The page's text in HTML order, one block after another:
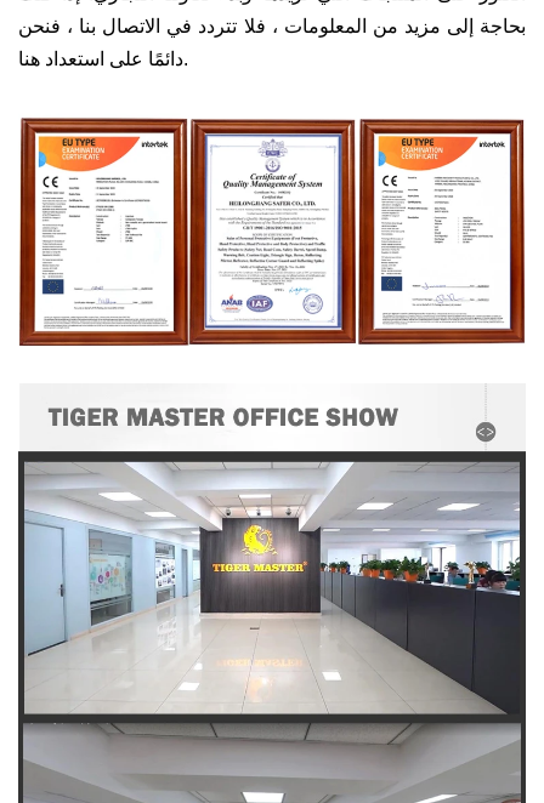
بحاجة إلى مزيد من المعلومات ، فلا تتردد في الاتصال بنا ، فنحن
دائمًا على استعداد هنا.